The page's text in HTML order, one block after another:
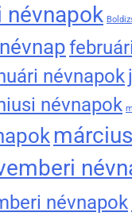
névnapok
névnapok
névnapok
névnapok